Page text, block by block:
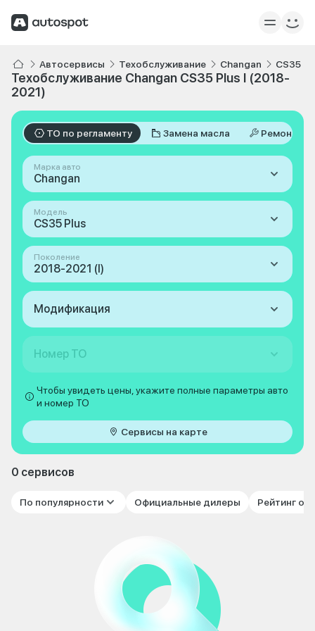
Автосервисы Техобслуживание Changan CS35
Техобслуживание Changan CS35 Plus I (2018-
2021)
ТО по регламенту Замена масла Ремонт
Марка авто
Changan
Модель
CS35 Plus
Поколение
2018-2021 (I)
Модификация
Номер ТО
Чтобы увидеть цены, укажите полные параметры авто
и номер ТО
Сервисы на карте
0 сервисов
По популярности Официальные дилеры Рейтинг